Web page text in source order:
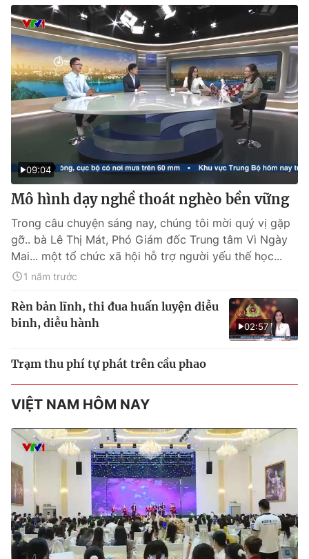
09:04
Mô hình dạy nghề thoát nghèo bền vững
Trong câu chuyện sáng nay, chúng tôi mời quý vị gặp
gỡ.. bà Lê Thị Mát, Phó Giám đốc Trung tâm Vì Ngày
Mai... một tổ chức xã hội hỗ trợ người yếu thế học...
1 năm trước
02:57
Rèn bản lĩnh, thi đua huấn luyện diễu
binh, diễu hành
Trạm thu phí tự phát trên cầu phao
VIỆT NAM HÔM NAY